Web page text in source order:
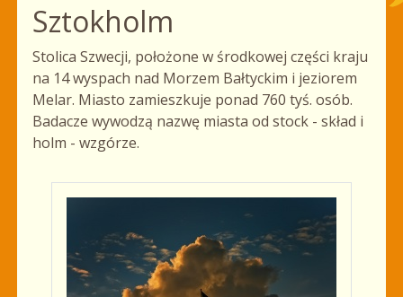
Sztokholm
Stolica Szwecji, położone w środkowej części kraju
na 14 wyspach nad Morzem Bałtyckim i jeziorem
Melar. Miasto zamieszkuje ponad 760 tyś. osób.
Badacze wywodzą nazwę miasta od stock - skład i
holm - wzgórze.